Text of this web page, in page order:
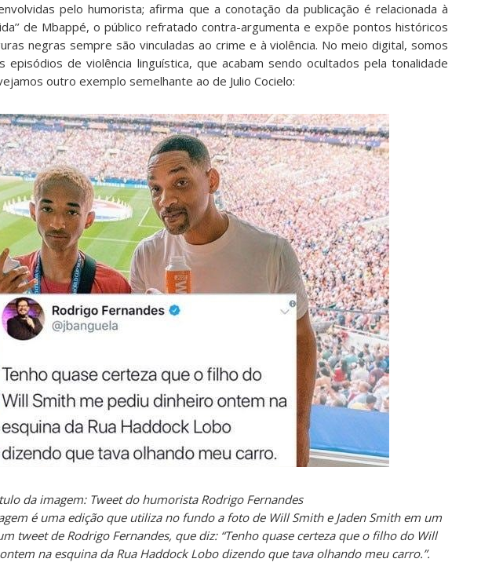
pelo humorista; afirma que a conotação da publicação é relacionada à
de Mbappé, o público refratado contra-argumenta e expõe pontos históricos
negras sempre são vinculadas ao crime e à violência. No meio digital, somos
episódios de violência linguística, que acabam sendo ocultados pela tonalidade
outro exemplo semelhante ao de Julio Cocielo:
da imagem: Tweet do humorista Rodrigo Fernandes
é uma edição que utiliza no fundo a foto de Will Smith e Jaden Smith em um
tweet de Rodrigo Fernandes, que diz: “Tenho quase certeza que o filho do Will
na esquina da Rua Haddock Lobo dizendo que tava olhando meu carro.”.